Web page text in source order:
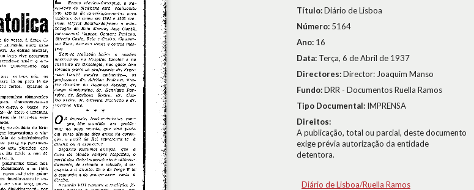
Título:Diário de Lisboa
Número: 5164
Ano: 16
Data: Terça, 6 de Abril de 1937
Directores:Director: Joaquim Manso
Fundo:DRR - Documentos Ruella Ramos
Tipo Documental: IMPRENSA
Direitos:
A publicação, total ou parcial, deste documento
exige prévia autorização da entidade
detentora.
Diário de Lisboa/Ruella Ramos